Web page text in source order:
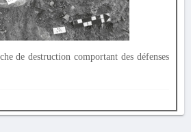
de destruction comportant des défenses